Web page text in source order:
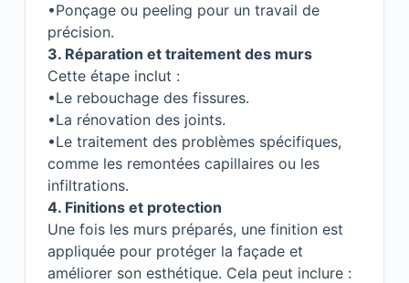
•Ponçage ou peeling pour un travail de
précision.
3. Réparation et traitement des murs
Cette étape inclut :
•Le rebouchage des fissures.
•La rénovation des joints.
•Le traitement des problèmes spécifiques,
comme les remontées capillaires ou les
infiltrations.
4. Finitions et protection
Une fois les murs préparés, une finition est
appliquée pour protéger la façade et
améliorer son esthétique. Cela peut inclure :